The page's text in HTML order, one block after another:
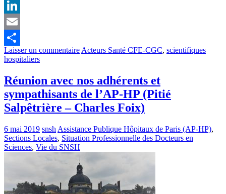
Facebook
LinkedIn
Email
Partager
Laisser un commentaire Acteurs Santé CFE-CGC, scientifiques
hospitaliers
Réunion avec nos adhérents et
sympathisants de l’AP-HP (Pitié
Salpêtrière – Charles Foix)
6 mai 2019 snsh Assistance Publique Hôpitaux de Paris (AP-HP),
Sections Locales, Situation Professionnelle des Docteurs en
Sciences, Vie du SNSH